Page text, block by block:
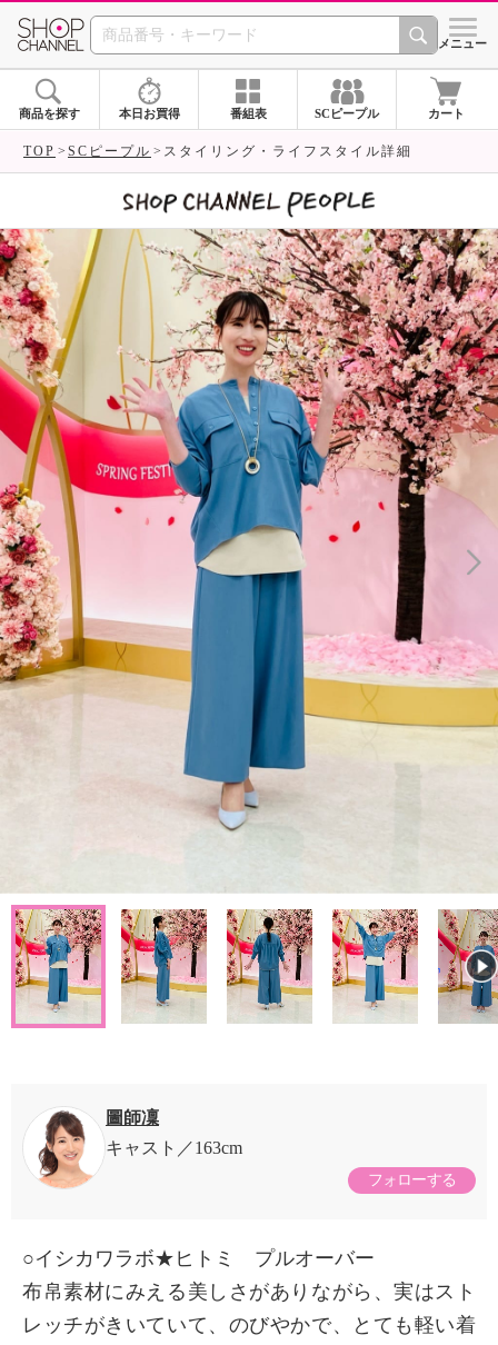
SHOP CHANNEL シメニュー
商品を探す 本日お買得 番組表 SCピープル カート
TOP SCピープル スタイリング・ライフスタイル詳細
圖師凜
キャスト
163cm
フォローする
○イシカワラボ★ヒトミ プルオーバー
布帛素材にみえる美しさがありながら、実はスト
レッチがきいていて、のびやかで、とても軽い着